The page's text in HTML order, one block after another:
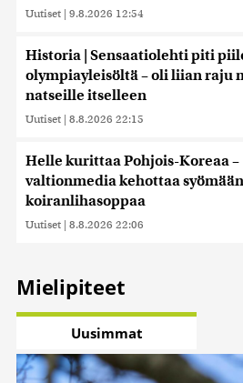
Uutiset | 9.8.2026 12:54
Historia | Sensaatiolehti piti
olympiayleisöltä – oli liian raju
natseille itselleen
Uutiset | 8.8.2026 22:15
Helle kurittaa Pohjois-Koreaa –
valtionmedia kehottaa syömään
koiranlihasoppaa
Uutiset | 8.8.2026 22:06
Mielipiteet
Uusimmat